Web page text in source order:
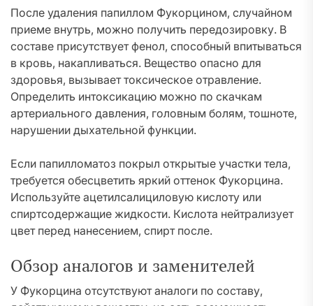
После удаления папиллом Фукорцином, случайном
приеме внутрь, можно получить передозировку. В
составе присутствует фенол, способный впитываться
в кровь, накапливаться. Вещество опасно для
здоровья, вызывает токсическое отравление.
Определить интоксикацию можно по скачкам
артериального давления, головным болям, тошноте,
нарушении дыхательной функции.
Если папилломатоз покрыл открытые участки тела,
требуется обесцветить яркий оттенок Фукорцина.
Используйте ацетилсалициловую кислоту или
спиртсодержащие жидкости. Кислота нейтрализует
цвет перед нанесением, спирт после.
Обзор аналогов и заменителей
У Фукорцина отсутствуют аналоги по составу,